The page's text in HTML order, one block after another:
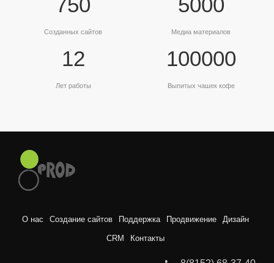
Созданных сайтов Медиа материалов
12
Лет работы
100000
Выпитых чашек кофе
О нас Создание сайтов Поддержка Продвижение Дизайн
CRM Контакты